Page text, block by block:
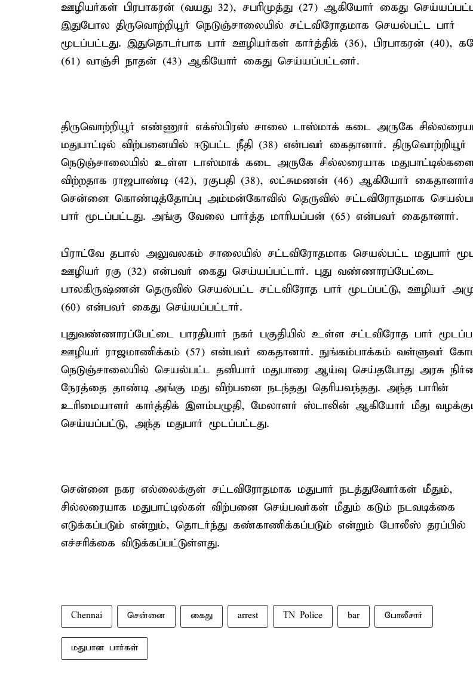
ஊழியர்கள் பிரபாகரன் (வயது 32), சபரிமுத்து (27) ஆகியோர் கைது
இதுபோல திருவொற்றியூர் நெடுஞ்சாலையில் சட்டவிரோதமாக செயல்பட்ட பார்
மூடப்பட்டது. இதுதொடர்பாக பார் ஊழியர்கள் கார்த்திக் (36), பிரபாகரன் (40),
(61) வாஞ்சி நாதன் (43) ஆகியோர் கைது செய்யப்பட்டனர்.
திருவொற்றியூர் எண்ணூர் எக்ஸ்பிரஸ் சாலை டாஸ்மாக் கடை அருகே
மதுபாட்டில் விற்பனையில் ஈடுபட்ட நீதி (38) என்பவர் கைதானார். திருவொற்றியூர்
நெடுஞ்சாலையில் உள்ள டாஸ்மாக் கடை அருகே சில்லரையாக
விற்றதாக ராஜபாண்டி (42), ரகுபதி (38), லட்சுமணன் (46) ஆகியோர்
சென்னை கொண்டித்தோப்பு அம்மன்கோவில் தெருவில் சட்டவிரோதமாக
பார் மூடப்பட்டது. அங்கு வேலை பார்த்த மாரியப்பன் (65) என்பவர் கைதானார்.
பிராட்வே தபால் அலுவலகம் சாலையில் சட்டவிரோதமாக செயல்பட்ட மதுபார்
ஊழியர் ரகு (32) என்பவர் கைது செய்யப்பட்டார். புது வண்ணாரப்பேட்டை
பாலகிருஷ்ணன் தெருவில் செயல்பட்ட சட்டவிரோத பார் மூடப்பட்டு, ஊழியர்
(60) என்பவர் கைது செய்யப்பட்டார்.
புதுவண்ணாரப்பேட்டை பாரதியார் நகர் பகுதியில் உள்ள சட்டவிரோத பார்
ஊழியர் ராஜமாணிக்கம் (57) என்பவர் கைதானார். நுங்கம்பாக்கம் வள்ளுவர்
நெடுஞ்சாலையில் செயல்பட்ட தனியார் மதுபாரை ஆய்வு செய்தபோது அரசு
நேரத்தை தாண்டி அங்கு மது விற்பனை நடந்தது தெரியவந்தது. அந்த பாரின்
உரிமையாளர் கார்த்திக் இளம்பழுதி, மேலாளர் ஸ்டாலின் ஆகியோர் மீது
செய்யப்பட்டு, அந்த மதுபார் மூடப்பட்டது.
சென்னை நகர எல்லைக்குள் சட்டவிரோதமாக மதுபார் நடத்துவோர்கள் மீதும்,
சில்லரையாக மதுபாட்டில்கள் விற்பனை செய்பவர்கள் மீதும் கடும் நடவடிக்கை
எடுக்கப்படும் என்றும், தொடர்ந்து கண்காணிக்கப்படும் என்றும் போலீஸ் தரப்பில்
எச்சரிக்கை விடுக்கப்பட்டுள்ளது.
Chennai சென்னை கைது arrest TN Police bar போலீசார்
மதுபான பார்கள்